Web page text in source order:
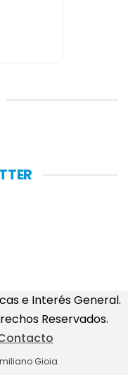
e Interés General.
Reservados.
Gioia